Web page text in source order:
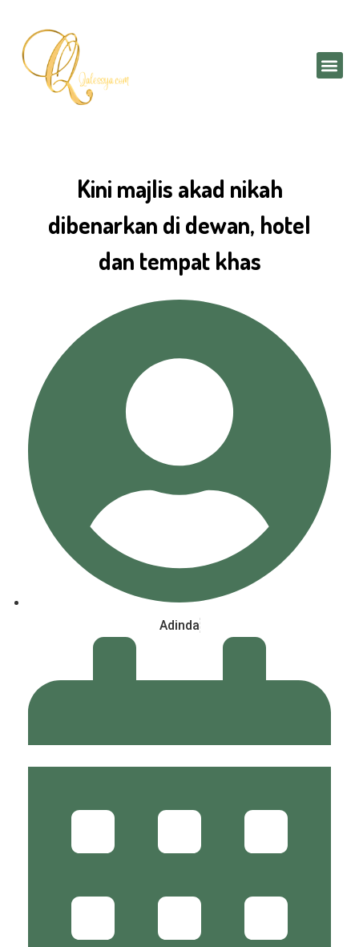
content
Kini majlis akad nikah
dibenarkan di dewan, hotel
dan tempat khas
Adinda